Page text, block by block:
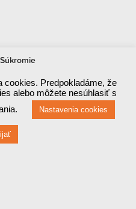
cookies. Predpokladáme, že
alebo môžete nesúhlasiť s
Nastavenia cookies